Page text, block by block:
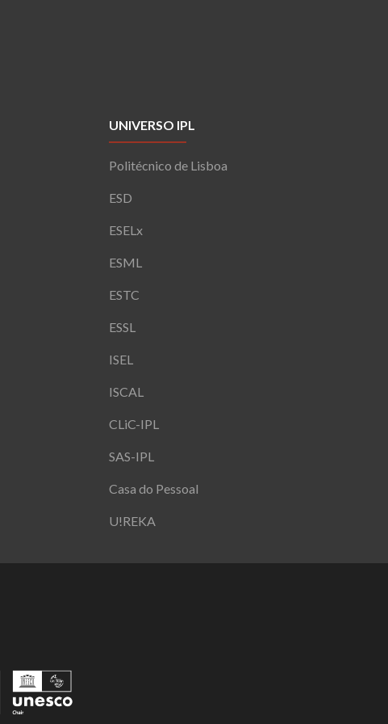
UNIVERSO IPL
Politécnico de Lisboa
ESD
ESELx
ESML
ESTC
ESSL
ISEL
ISCAL
CLiC-IPL
SAS-IPL
Casa do Pessoal
U!REKA